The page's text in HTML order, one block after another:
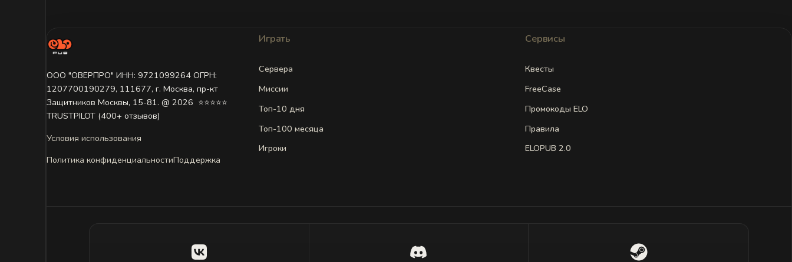
ООО "ОВЕРПРО" ИНН: 9721099264 ОГРН:
1207700190279, 111677, г. Москва, пр-кт
Защитников Москвы, 15-81. @ 2026 ㅤ ⭐⭐⭐⭐⭐
TRUSTPILOT (400+ отзывов)
Условия использования
Политика конфиденциальностиПоддержка
Играть
Сервера
Миссии
Топ-10 дня
Топ-100 месяца
Игроки
Сервисы
Квесты
FreeCase
Промокоды ELO
Правила
ELOPUB 2.0